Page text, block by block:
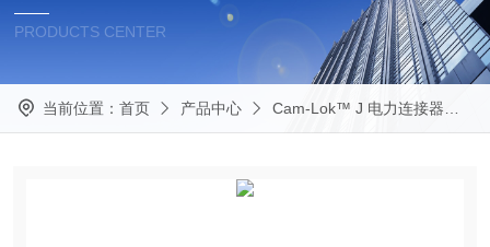
PRODUCTS CENTER
当前位置： 首页 产品中心 Cam-Lok™ J 电力连接器